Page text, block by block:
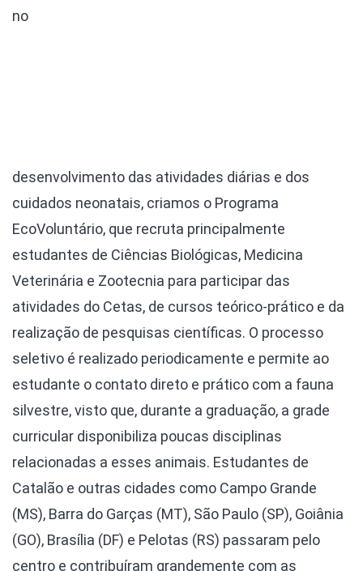
no
desenvolvimento das atividades diárias e dos
cuidados neonatais, criamos o Programa
EcoVoluntário, que recruta principalmente
estudantes de Ciências Biológicas, Medicina
Veterinária e Zootecnia para participar das
atividades do Cetas, de cursos teórico-prático e da
realização de pesquisas científicas. O processo
seletivo é realizado periodicamente e permite ao
estudante o contato direto e prático com a fauna
silvestre, visto que, durante a graduação, a grade
curricular disponibiliza poucas disciplinas
relacionadas a esses animais. Estudantes de
Catalão e outras cidades como Campo Grande
(MS), Barra do Garças (MT), São Paulo (SP), Goiânia
(GO), Brasília (DF) e Pelotas (RS) passaram pelo
centro e contribuíram grandemente com as